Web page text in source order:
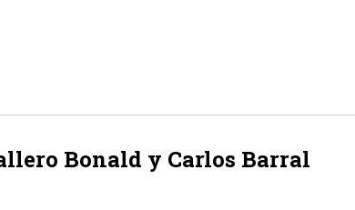
Bonald y Carlos Barral